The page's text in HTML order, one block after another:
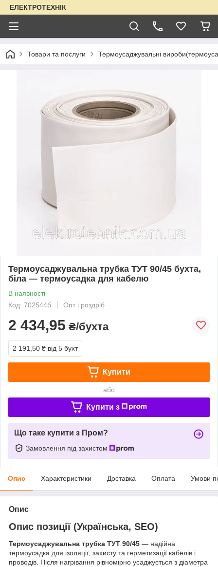
ЕЛЕКТРОТЕХНІК
Товари та послуги Термоусаджувальні
Термоусаджувальна трубка ТУТ 90/45 бухта,
біла — термоусадка для кабелю
В наявності
Код: 702544б
Опт і роздріб
2 434,95 ₴/бухта
2 191,50 ₴ від 5 бухт
Купити
або
Купити з
Що таке купити з Пром?
Замовлення під захистом
Опис Характеристики Доставка Оплата Умови
Опис
Опис позиції (Українська, SEO)
Термоусаджувальна трубка ТУТ 90/45 — надійна
термоусадка для ізоляції, захисту та герметизації кабелів і
проводів. Після нагрівання рівномірно усаджується з діаметра